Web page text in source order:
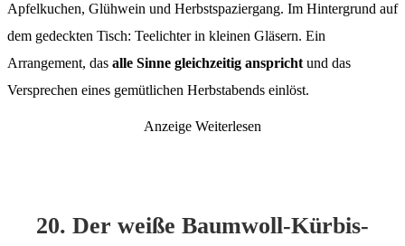
Apfelkuchen, Glühwein und Herbstspaziergang. Im Hintergrund auf
dem gedeckten Tisch: Teelichter in kleinen Gläsern. Ein
Arrangement, das alle Sinne gleichzeitig anspricht und das
Versprechen eines gemütlichen Herbstabends einlöst.
Anzeige Weiterlesen
20. Der weiße Baumwoll-Kürbis-